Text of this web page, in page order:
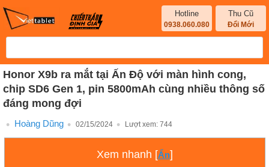
Hotline
0938.060.080
Thu Cũ
Đổi Mới
Honor X9b ra mắt tại Ấn Độ với màn hình cong,
chip SD6 Gen 1, pin 5800mAh cùng nhiều thông số
đáng mong đợi
Hoàng Dũng 02/15/2024 Lượt xem: 744
Xem nhanh [Ẩn]